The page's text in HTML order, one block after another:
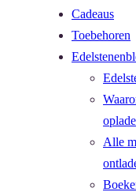
Cadeaus
Toebehoren
Alle